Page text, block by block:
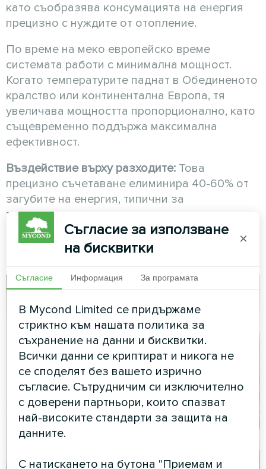
като съобразява консумацията на енергия
прецизно с нуждите от отопление.
По време на меко европейско време
системата работи с минимална мощност.
Когато температурите паднат в Обединеното
кралство или континентална Европа, тя
увеличава мощността пропорционално, като
същевременно поддържа максимална
ефективност.
Въздействие върху разходите: Това
прецизно съчетаване елиминира 40-60% от
загубите на енергия, типични за
традиционните системи за включване и
изключване на цикли.
Съгласие за използване
на бисквитки
×
Съгласие Информация За програмата
В Mycond Limited се придържаме
стриктно към нашата политика за
съхранение на данни и бисквитки.
Всички данни се криптират и никога не
се споделят без вашето изрично
съгласие. Сътрудничим си изключително
с доверени партньори, които спазват
най-високите стандарти за защита на
данните.
С натискането на бутона "Приемам и